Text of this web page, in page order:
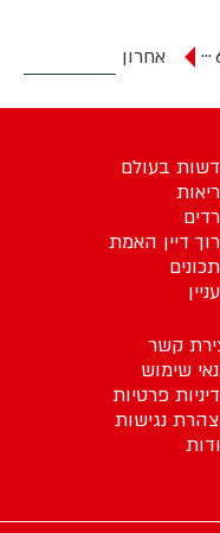
... אחרון
בעולם
דיין האמת
קשר
שימוש
פרטיות
נגישות